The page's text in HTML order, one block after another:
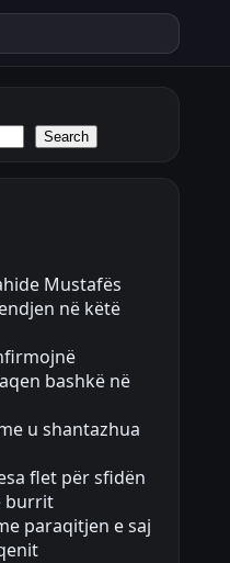
Search
Mustafës
në këtë
bashkë në
u shantazhua
flet për sfidën
burrit
paraqitjen e saj